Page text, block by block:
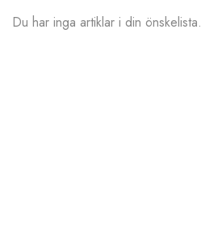
Du har inga artiklar i din önskelista.